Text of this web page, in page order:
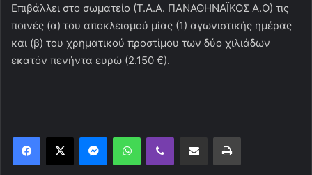
Επιβάλλει στο σωματείο (Τ.Α.Α. ΠΑΝΑΘΗΝΑΪΚΟΣ Α.Ο) τις
ποινές (α) του αποκλεισμού μίας (1) αγωνιστικής ημέρας
και (β) του χρηματικού προστίμου των δύο χιλιάδων
εκατόν πενήντα ευρώ (2.150 €).
MessengerWhatsAppViber Κοινοποίηση μέσω ηλεκτρονικού ταχυδρομείουΕκτύπωση